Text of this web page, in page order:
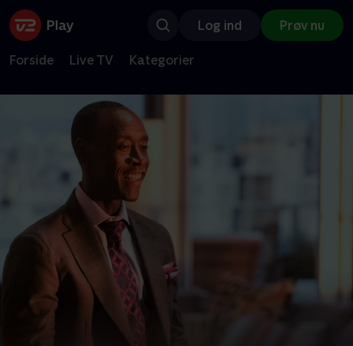
Log ind Prøv nu
Forside Live TV Kategorier